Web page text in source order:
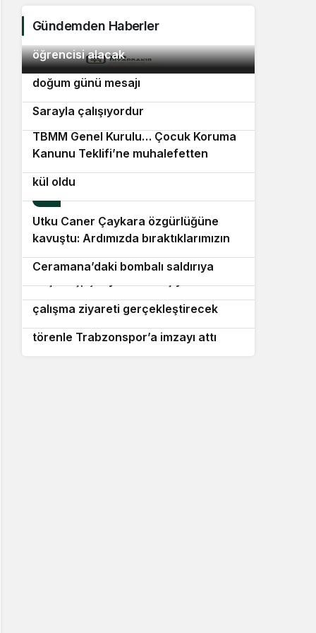
Gündemden Haberler
öğrencisi alacak
Tayfun Kahraman’dan kızı Vera’ya
doğum günü mesajı
3
Bülent Kuşoğlu: CHP’yi bölenler
Sarayla çalışıyordur
4
TBMM Genel Kurulu… Çocuk Koruma
Kanunu Teklifi’ne muhalefetten
“cezalandırma odaklı” eleştiri
5
kül oldu
Utku Caner Çaykara özgürlüğüne
kavuştu: Ardımızda bıraktıklarımızın
da tahliye olmalarını, özgürlüğüne,
ailelerine kavuşmalarını diliyorum
7
Şam Büyükelçisi Yılmaz’dan
Ceramana’daki bombalı saldırıya
kınama
9
Erdoğan, Suudi Arabistan’a günübirlik
çalışma ziyareti gerçekleştirecek
10
Salah, Papara Park’ta düzenlenen
törenle Trabzonspor’a imzayı attı